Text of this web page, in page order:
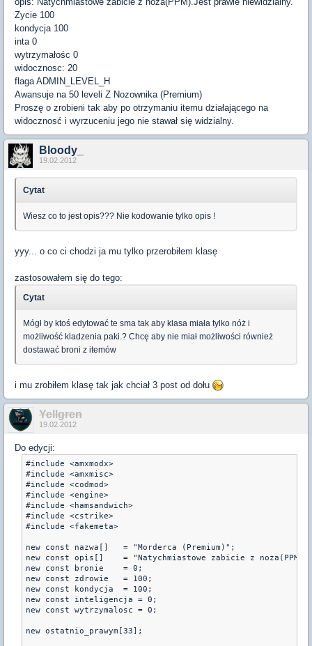
Zycie 100
kondycja 100
inta 0
wytrzymałośc 0
widocznosc: 20
flaga ADMIN_LEVEL_H
Awansuje na 50 leveli Z Nozownika (Premium)
Proszę o zrobieni tak aby po otrzymaniu itemu działającego na
widocznosć i wyrzuceniu jego nie stawał się widzialny.
Bloody_
19.02.2012
Cytat
Wiesz co to jest opis??? Nie kodowanie tylko opis !
yyy... o co ci chodzi ja mu tylko przerobiłem klasę
zastosowałem się do tego:
Cytat
Mógł by ktoś edytować te sma tak aby klasa miała tylko nóż i
możliwość kladzenia paki.? Chcę aby nie miał możliwości również
dostawać broni z itemów
i mu zrobiłem klasę tak jak chciał 3 post od dołu
Yellgren
19.02.2012
Do edycji:
#include <amxmodx>
#include <amxmisc>
#include <codmod>
#include <engine>
#include <hamsandwich>
#include <cstrike>
#include <fakemeta>
new const nazwa[]   = "Morderca (Premium)";
new const opis[]    = "Natychmiastowe zabicie z
new const bronie    = 0;
new const zdrowie   = 100;
new const kondycja  = 100;
new const inteligencja = 0;
new const wytrzymalosc = 0;
new ostatnio_prawym[33];